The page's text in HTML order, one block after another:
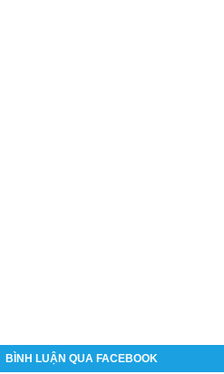
BÌNH LUẬN QUA FACEBOOK